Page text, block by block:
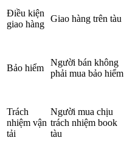
Điều kiện
giao hàng
Giao hàng trên tàu
Bảo hiểm
Người bán không
phải mua bảo hiểm
Trách
nhiệm vận
tải
Người mua chịu
trách nhiệm book
tàu